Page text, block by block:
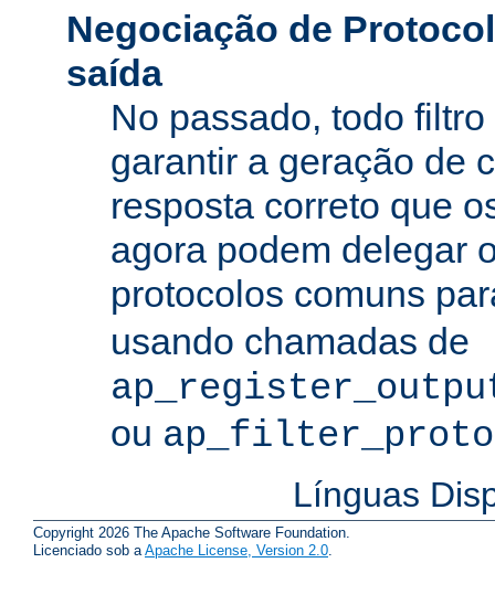
Negociação de
saída
No passado, todo
garantir a geração de
resposta correto que
agora podem delegar
protocolos comuns
usando chamadas de
ou
Línguas
Copyright 2026 The Apache Software Foundation.
Licenciado sob a Apache License, Version 2.0